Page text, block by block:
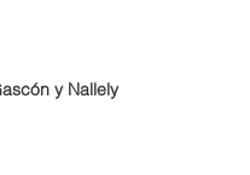
y Nallely